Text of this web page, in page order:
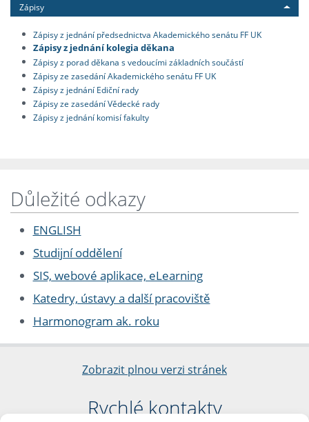
Zápisy
Zápisy z jednání předsednictva Akademického senátu FF UK
Zápisy z jednání kolegia děkana
Zápisy z porad děkana s vedoucími základních součástí
Zápisy ze zasedání Akademického senátu FF UK
Zápisy z jednání Ediční rady
Zápisy ze zasedání Vědecké rady
Zápisy z jednání komisí fakulty
Důležité odkazy
ENGLISH
Studijní oddělení
SIS, webové aplikace, eLearning
Katedry, ústavy a další pracoviště
Harmonogram ak. roku
Zobrazit plnou verzi stránek
Rychlé kontakty